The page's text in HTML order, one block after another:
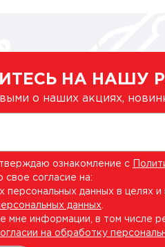
НА НАШУ
о наших акциях,
ознакомление с
свое согласие на:
персональных данных в целях и
данных
мне информации, в том числе
на обработку